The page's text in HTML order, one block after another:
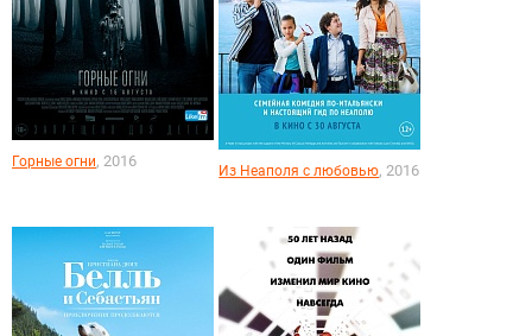
Горные огни, 2016
Из Неаполя с любовью, 2016